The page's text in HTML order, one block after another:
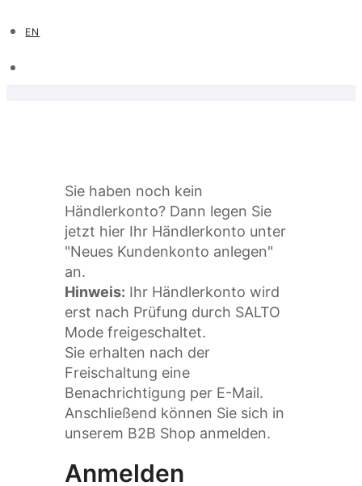
EN
Sie haben noch kein
Händlerkonto? Dann legen Sie
jetzt hier Ihr Händlerkonto unter
"Neues Kundenkonto anlegen"
an.
Hinweis: Ihr Händlerkonto wird
erst nach Prüfung durch SALTO
Mode freigeschaltet.
Sie erhalten nach der
Freischaltung eine
Benachrichtigung per E-Mail.
Anschließend können Sie sich in
unserem B2B Shop anmelden.
Anmelden